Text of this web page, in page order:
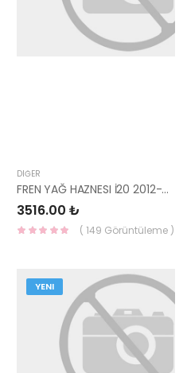
DIĞER
FREN YAĞ HAZNESI İ20 2012-2014 58511-1J500-HMC
3516.00 ₺
( 149 Görüntüleme )
YENI